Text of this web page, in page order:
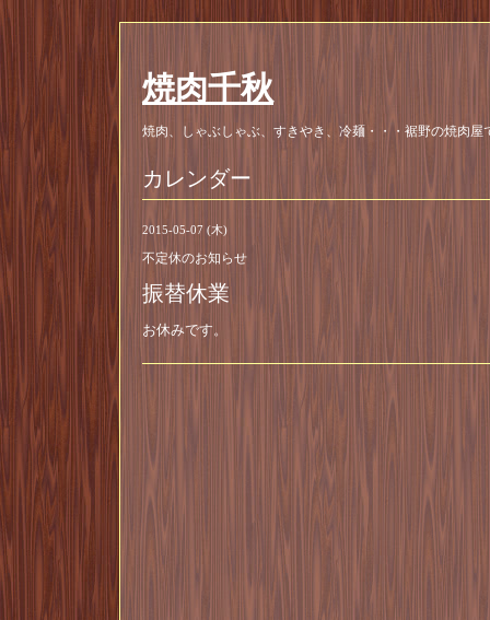
焼肉千秋
焼肉、しゃぶしゃぶ、すきやき、冷麺・・・裾野の焼肉屋
カレンダー
2015-05-07 (木)
不定休のお知らせ
振替休業
お休みです。